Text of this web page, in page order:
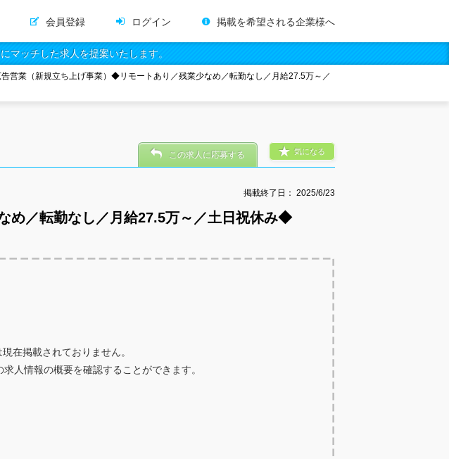
会員登録 ログイン 掲載を希望される企業様へ
マッチした求人を提案いたします。
営業（新規立ち上げ事業）◆リモートあり／残業少なめ／転勤なし／月給27.5万～／
掲載終了日： 2025/6/23
め／転勤なし／月給27.5万～／土日祝休み◆
気になる
この求人に応募する
在掲載されておりません。
人情報の概要を確認することができます。